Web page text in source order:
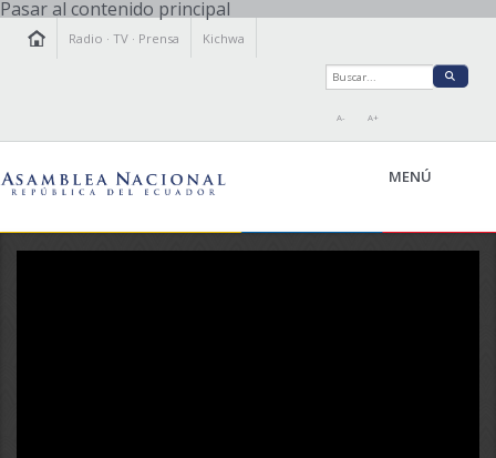
Pasar al contenido principal
Radio ·TV · Prensa Kichwa
A- A+
MENÚ